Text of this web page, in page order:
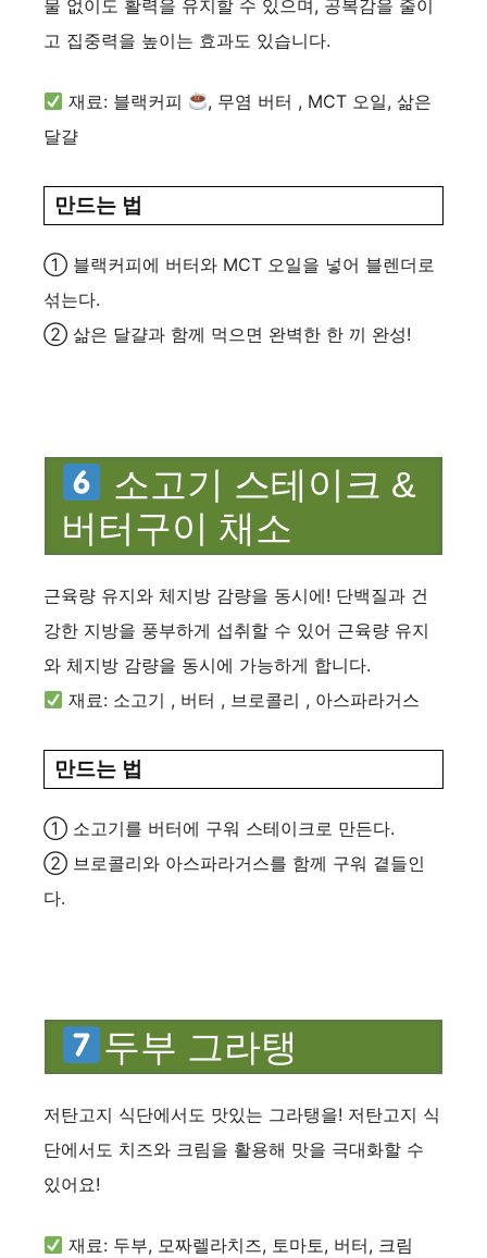
물 없이도 활력을 유지할 수 있으며, 공복감을 줄이
고 집중력을 높이는 효과도 있습니다.
재료: 블랙커피
, 무염 버터 , MCT 오일, 삶은
달걀
만드는 법
① 블랙커피에 버터와 MCT 오일을 넣어 블렌더로
섞는다.
② 삶은 달걀과 함께 먹으면 완벽한 한 끼 완성!
소고기 스테이크 &
버터구이 채소
근육량 유지와 체지방 감량을 동시에! 단백질과 건
강한 지방을 풍부하게 섭취할 수 있어 근육량 유지
와 체지방 감량을 동시에 가능하게 합니다.
재료: 소고기 , 버터 , 브로콜리 , 아스파라거스
만드는 법
① 소고기를 버터에 구워 스테이크로 만든다.
② 브로콜리와 아스파라거스를 함께 구워 곁들인
다.
두부 그라탱
저탄고지 식단에서도 맛있는 그라탱을! 저탄고지 식
단에서도 치즈와 크림을 활용해 맛을 극대화할 수
있어요!
재료: 두부, 모짜렐라치즈, 토마토, 버터, 크림